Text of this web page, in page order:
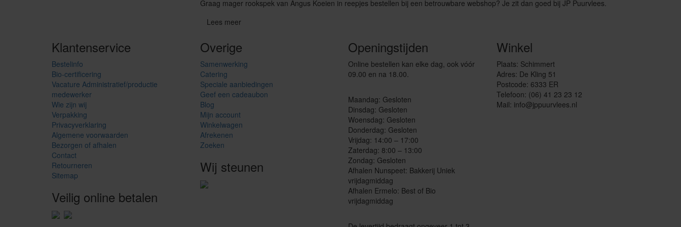
Graag mager rookspek van Angus Koeien in reepjes bestellen bij een betrouwbare webshop? Je zit dan goed bij JP Puurvlees.
Lees meer
Klantenservice
Bestelinfo
Bio-certificering
Vacature Administratief/productie
medewerker
Wie zijn wij
Verpakking
Privacyverklaring
Algemene voorwaarden
Bezorgen of afhalen
Contact
Retourneren
Sitemap
Veilig online betalen
Overige
Samenwerking
Catering
Speciale aanbiedingen
Geef een cadeaubon
Blog
Mijn account
Winkelwagen
Afrekenen
Zoeken
Wij steunen
Openingstijden
Online bestellen kan elke dag, ook vóór
09.00 en na 18.00.
Maandag: Gesloten
Dinsdag: Gesloten
Woensdag: Gesloten
Donderdag: Gesloten
Vrijdag: 14:00 – 17:00
Zaterdag: 8:00 – 13:00
Zondag: Gesloten
Afhalen Nunspeet: Bakkerij Uniek
vrijdagmiddag
Afhalen Ermelo: Best of Bio
vrijdagmiddag
Winkel
Plaats: Schimmert
Adres: De Kling 51
Postcode: 6333 ER
Telefoon: (06) 41 23 23 12
Mail: info@jppuurvlees.nl